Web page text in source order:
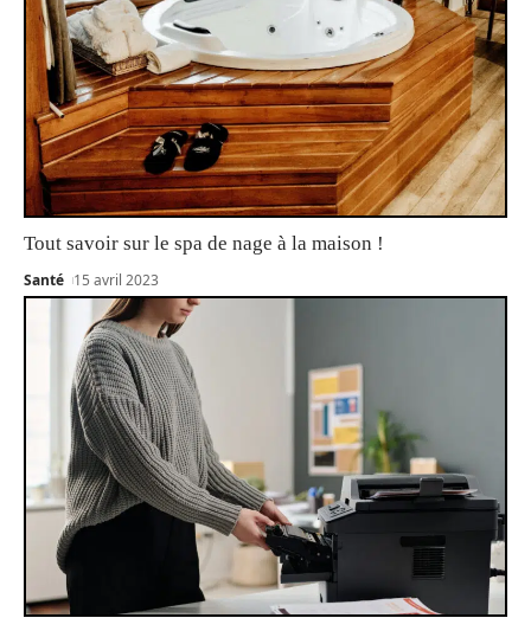
Tout savoir sur le spa de nage à la maison !
Santé 15 avril 2023